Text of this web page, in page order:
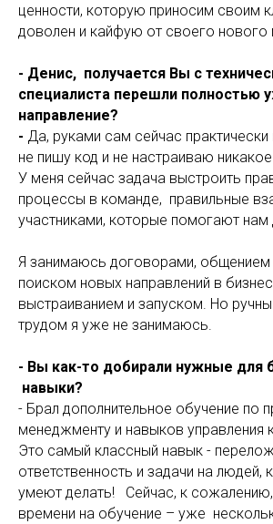
ценности, которую приносим своим
доволен и кайфую от своего нового
- Денис, получается Вы с
специалиста перешли полностью
направление?
- Да, руками сам сейчас
не пишу код и не настраиваю
У меня сейчас задача выстроить
процессы в команде, правильные
участниками, которые помогают нам
Я занимаюсь договорами, общением
поиском новых направлений в
выстраиванием и запуском. Но
трудом я уже не занимаюсь.
- Вы как-то добирали нужные для
навыки?
- Брал дополнительное обучение по
менеджменту и навыков управления
Это самый классный навык -
ответственность и задачи на людей,
умеют делать! Сейчас, к
времени на обучение – уже